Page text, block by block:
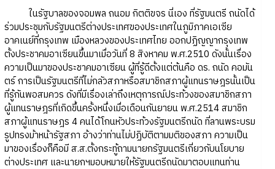
ในรัฐบาลของจอมพล ถนอม กิตติขจร นี่เอง ที่รัฐมนตรี ถนัดได้
ร่วมประชุมกับรัฐมนตรีต่างประเทศของประเทศในภูมิภาคเอเซีย
อาคเนย์ที่กรุงเทพ เมืองหลวงของประเทศไทย ออกปฏิญญากรุงเทพ
ตั้งประชาคมอาเซียนขึ้นมาเมื่อวันที่ 8 สิงหาคม พ.ศ.2510 ดังนั้นเรื่อง
ความเป็นมาของประชาคมอาเซียน ผู้ที่รู้ดีตั้งแต่ต้นคือ ดร. ถนัด คอมัน
ตร์ การเป็นรัฐมนตรีที่ไม่กลัวสภาหรือสมาชิกสภาผู้แทนราษฎรนั้นเป็น
ที่รู้กันพอสมควร ดังที่มีเรื่องเล่าถึงเหตุการณ์ประท้วงของสมาชิกสภา
ผู้แทนราษฎรที่เกิดขึ้นครั้งหนึ่งเมื่อเดือนกันยายน พ.ศ.2514 สมาชิก
สภาผู้แทนราษฎร 4 คนได้โกนหัวประท้วงรัฐมนตรีถนัด ที่ลานพระบรม
รูปทรงม้าหน้ารัฐสภา อ้างว่าท่านไม่ปฏิบัติตามมติของสภา ความเป็น
มาของเรื่องก็คือมี ส.ส.ตั้งกระทู้ถามนายกรัฐมนตรีเกี่ยวกับนโยบาย
ต่างประเทศ และนายกฯมอบหมายให้รัฐมนตรีถนัดมาตอบแทนท่าน